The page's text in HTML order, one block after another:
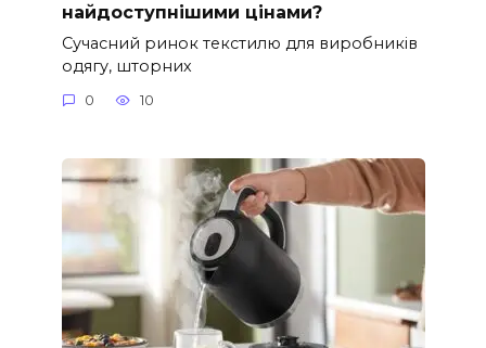
найдоступнішими цінами?
Сучасний ринок текстилю для виробників
одягу, шторних
0 10